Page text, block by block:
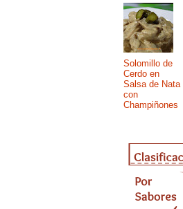
Solomillo de
Cerdo en
Salsa de Nata
con
Champiñones